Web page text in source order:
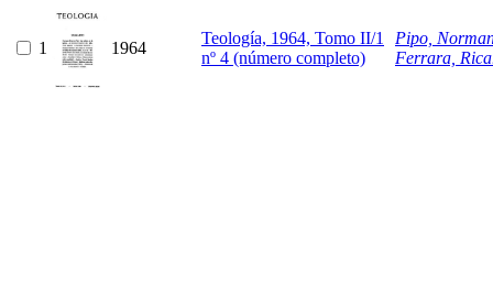
1 1964
Teología, 1964, Tomo II/1
nº 4 (número completo)
Pipo,
Ferrara,